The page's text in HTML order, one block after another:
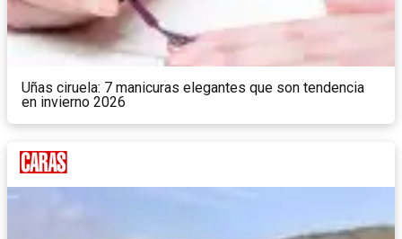
Uñas ciruela: 7 manicuras elegantes que son tendencia
en invierno 2026